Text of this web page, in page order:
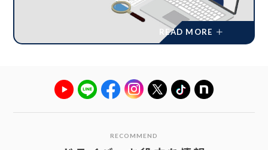
RECOMMEND